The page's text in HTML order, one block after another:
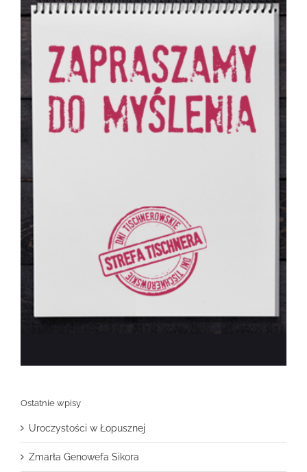
Ostatnie wpisy
Uroczystości w Łopusznej
Zmarła Genowefa Sikora